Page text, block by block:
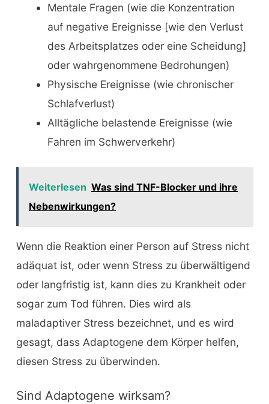
Mentale Fragen (wie die Konzentration
auf negative Ereignisse [wie den Verlust
des Arbeitsplatzes oder eine Scheidung]
oder wahrgenommene Bedrohungen)
Physische Ereignisse (wie chronischer
Schlafverlust)
Alltägliche belastende Ereignisse (wie
Fahren im Schwerverkehr)
Weiterlesen Was sind TNF-Blocker und ihre
Nebenwirkungen?
Wenn die Reaktion einer Person auf Stress nicht
adäquat ist, oder wenn Stress zu überwältigend
oder langfristig ist, kann dies zu Krankheit oder
sogar zum Tod führen. Dies wird als
maladaptiver Stress bezeichnet, und es wird
gesagt, dass Adaptogene dem Körper helfen,
diesen Stress zu überwinden.
Sind Adaptogene wirksam?